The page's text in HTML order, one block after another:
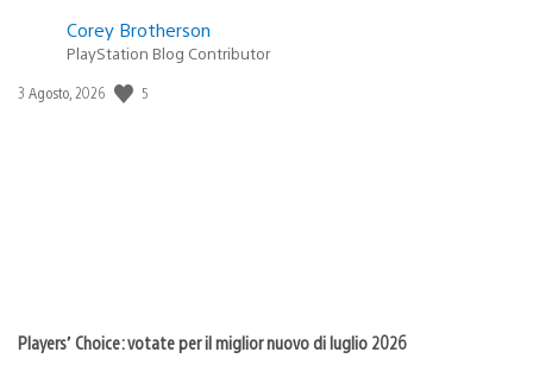
Corey Brotherson
PlayStation Blog Contributor
Data
3 Agosto, 2026 5
Players’ Choice: votate per il miglior nuovo di luglio 2026